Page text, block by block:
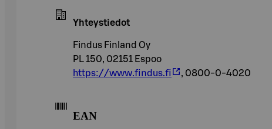
Yhteystiedot
Findus Finland Oy
PL 150, 02151 Espoo
https://www.findus.fi
, 0800-0-4020
EAN